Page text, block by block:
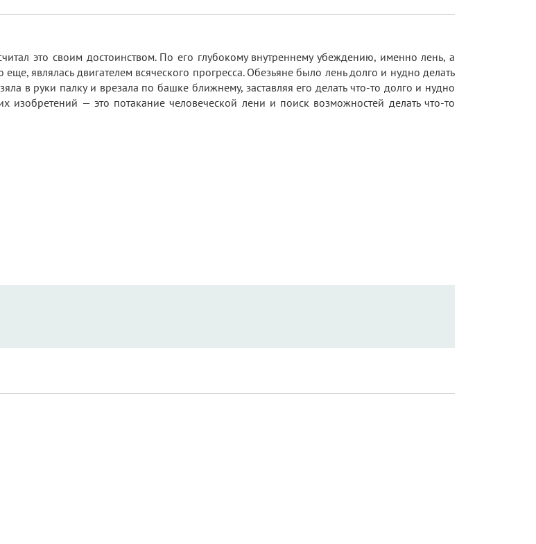
это своим достоинством. По его глубокому внутреннему убеждению, именно лень, а
являлась двигателем всяческого прогресса. Обезьяне было лень долго и нудно делать
в руки палку и врезала по башке ближнему, заставляя его делать что-то долго и нудно
изобретений — это потакание человеческой лени и поиск возможностей делать что-то